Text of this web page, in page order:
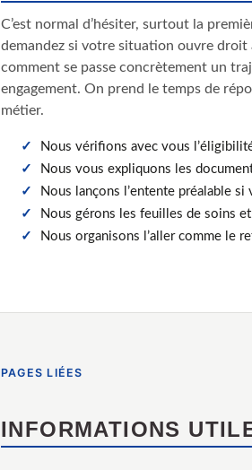
C’est normal d’hésiter, surtout la
demandez si votre situation ouvre droit
comment se passe concrètement un
engagement. On prend le temps de
métier.
Nous vérifions avec vous
Nous vous expliquons les
Nous lançons l’entente préalable
Nous gérons les feuilles de soins
Nous organisons l’aller comme le
PAGES LIÉES
INFORMATIONS